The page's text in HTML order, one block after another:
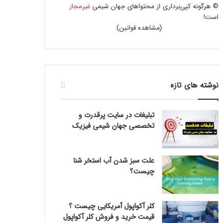
© هرگونه کپی‌برداری از محتواهای جهان شیمیغیرمجاز
است!
(مشاهده قوانین)
نوشته های تازه
تبلیغات در سایت پرقدرت و
تخصصی جهان شیمی فیزیک
علت سبز شدن آب استخر شنا
چیست؟
کلر آکواپول آمریکایی چیست ؟
قیمت خرید و فروش کلر آکواپول